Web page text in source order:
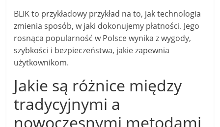
BLIK to przykładowy przykład na to, jak technologia
zmienia sposób, w jaki dokonujemy płatności. Jego
rosnąca popularność w Polsce wynika z wygody,
szybkości i bezpieczeństwa, jakie zapewnia
użytkownikom.
Jakie są różnice między
tradycyjnymi a
nowoczesnymi metodami